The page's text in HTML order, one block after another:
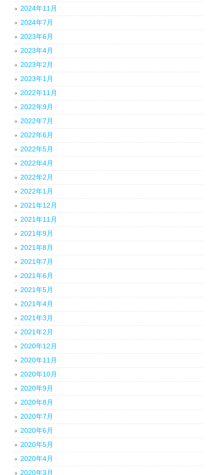
2024年11月
2024年7月
2023年6月
2023年4月
2023年2月
2023年1月
2022年11月
2022年9月
2022年7月
2022年6月
2022年5月
2022年4月
2022年2月
2022年1月
2021年12月
2021年11月
2021年9月
2021年8月
2021年7月
2021年6月
2021年5月
2021年4月
2021年3月
2021年2月
2020年12月
2020年11月
2020年10月
2020年9月
2020年8月
2020年7月
2020年6月
2020年5月
2020年4月
2020年3月